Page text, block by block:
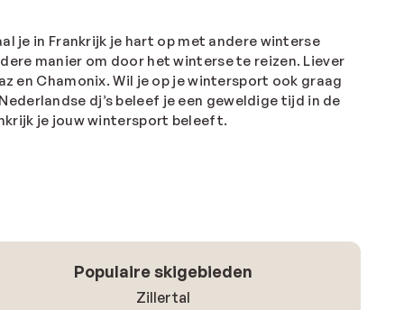
je in Frankrijk je hart op met andere winterse
manier om door het winterse te reizen. Liever
en Chamonix. Wil je op je wintersport ook graag
dj’s beleef je een geweldige tijd in de
je jouw wintersport beleeft.
Populaire skigebieden
Zillertal